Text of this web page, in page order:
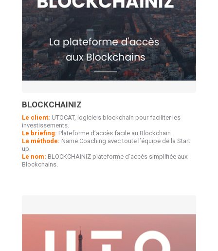
BLOCKCHAINIZ
Le client: UTOCAT, logiciels blockchain pour faciliter les
investissements.
Le briefing: Plateforme d’accès facile au Blockchain.
La méthode: Name Coaching avec toute l’équipe de la Start
up.
Le nom: BLOCKCHAINIZ plateforme d’accès simplifiée aux
Blockchains.